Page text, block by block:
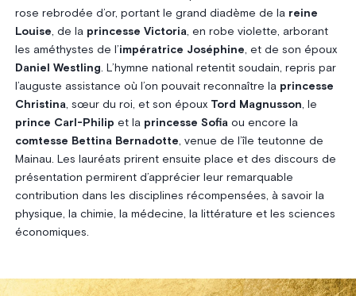
rose rebrodée d’or, portant le grand diadème de la reine
Louise, de la princesse Victoria, en robe violette, arborant
les améthystes de l’impératrice Joséphine, et de son époux
Daniel Westling. L’hymne national retentit soudain, repris par
l’auguste assistance où l’on pouvait reconnaître la princesse
Christina, sœur du roi, et son époux Tord Magnusson, le
prince Carl-Philip et la princesse Sofiaou encore la
comtesse Bettina Bernadotte, venue de l’île teutonne de
Mainau. Les lauréats prirent ensuite place et des discours de
présentation permirent d’apprécier leur remarquable
contribution dans les disciplines récompensées, à savoir la
physique, la chimie, la médecine, la littérature et les sciences
économiques.